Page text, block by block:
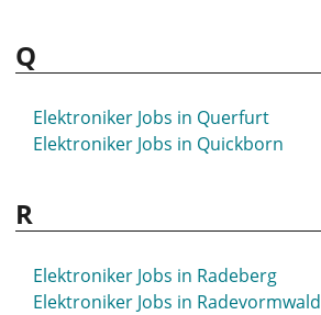
Q
Elektroniker Jobs in Querfurt
Elektroniker Jobs in Quickborn
R
Elektroniker Jobs in Radeberg
Elektroniker Jobs in Radevormwald